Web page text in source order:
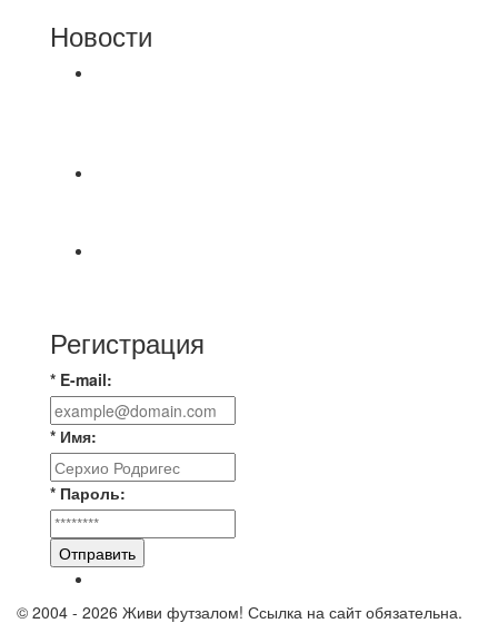
Новости
Регистрация
* E-mail:
* Имя:
* Пароль:
Отправить
© 2004 - 2026 Живи футзалом! Ссылка на сайт обязательна.